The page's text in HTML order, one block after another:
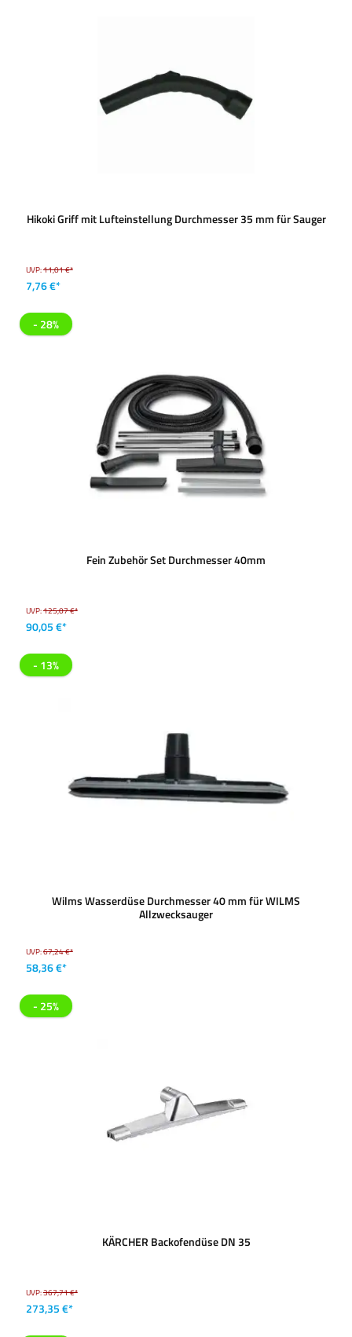
Hikoki Griff mit Lufteinstellung Durchmesser 35 mm für Sauger
UVP:11,01 €*
7,76 €*
- 28%
Fein Zubehör Set Durchmesser 40mm
UVP:125,07 €*
90,05 €*
- 13%
Wilms Wasserdüse Durchmesser 40 mm für WILMS
Allzwecksauger
UVP:67,24 €*
58,36 €*
- 25%
KÄRCHER Backofendüse DN 35
UVP:367,71 €*
273,35 €*